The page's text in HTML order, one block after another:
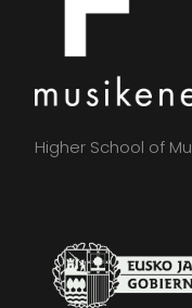
Higher School of